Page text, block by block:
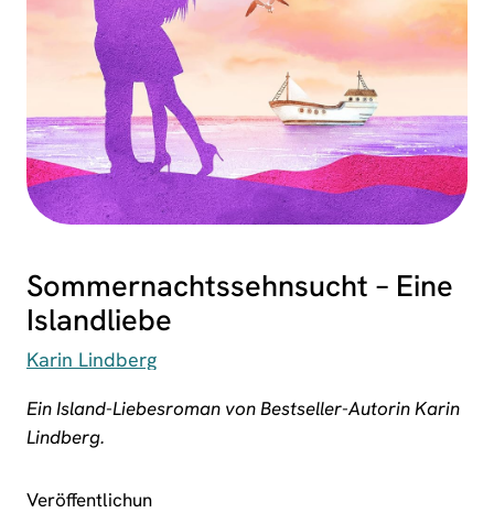
Sommernachtssehnsucht – Eine
Islandliebe
Karin Lindberg
Ein Island-Liebesroman von Bestseller-Autorin Karin
Lindberg.
Veröffentlichun